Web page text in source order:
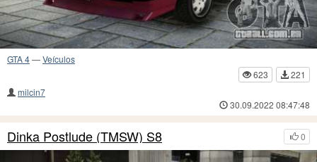
GTA 4—Veículos
623
221
milcin7
30.09.2022 08:47:48
0
Dinka Postlude (TMSW) S8